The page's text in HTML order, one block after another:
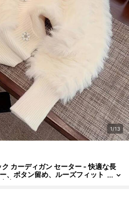
1/13
カーディガン セーター - 快適な長
、ボタン留め、ルーズフィット
向け